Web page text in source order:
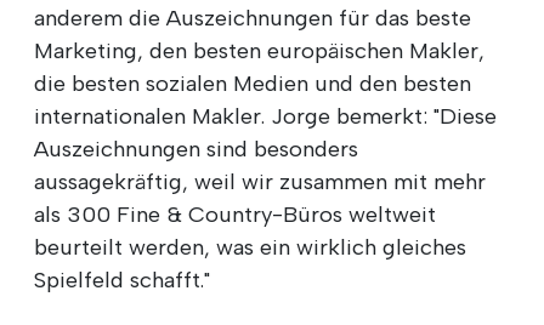
anderem die Auszeichnungen für das beste
Marketing, den besten europäischen Makler,
die besten sozialen Medien und den besten
internationalen Makler. Jorge bemerkt: "Diese
Auszeichnungen sind besonders
aussagekräftig, weil wir zusammen mit mehr
als 300 Fine & Country-Büros weltweit
beurteilt werden, was ein wirklich gleiches
Spielfeld schafft."